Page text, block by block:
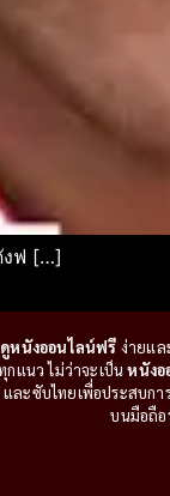
งฟ […]
ดูหนังออนไลน์ฟรี ง่ายแ
กแนว ไม่ว่าจะเป็นหนังอ
และซับไทยเพื่อประสบกา
บนมือถือ